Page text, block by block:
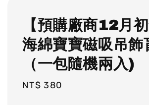
【預購廠商12月初
海綿寶寶磁吸吊飾
（一包隨機兩入)
Regular
NT$ 380